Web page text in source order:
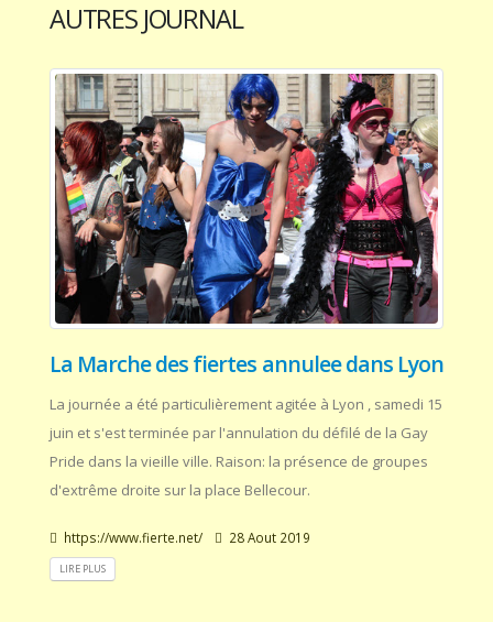
AUTRES JOURNAL
La Marche des fiertes annulee dans Lyon
La journée a été particulièrement agitée à Lyon , samedi 15
juin et s'est terminée par l'annulation du défilé de la Gay
Pride dans la vieille ville. Raison: la présence de groupes
d'extrême droite sur la place Bellecour.
https://www.fierte.net/ 28 Aout 2019
LIRE PLUS